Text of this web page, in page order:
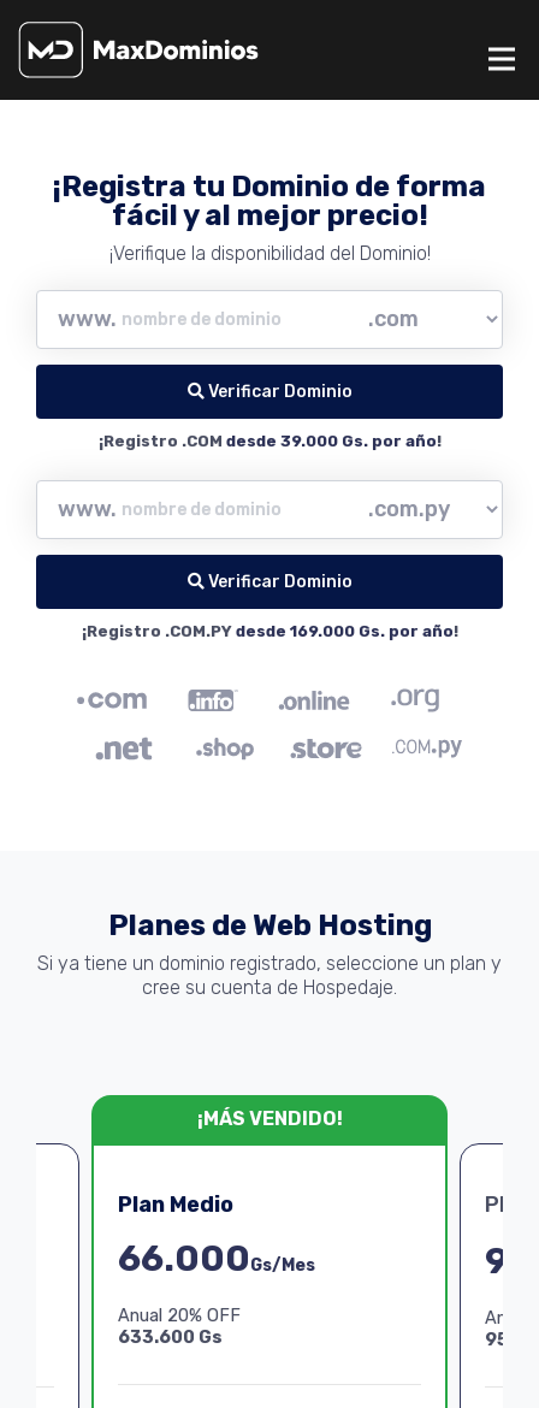
¡Registra tu Dominio de forma
fácil y al mejor precio!
¡Verifique la disponibilidad del Dominio!
www.
Verificar Dominio
¡Registro .COM desde 39.000 Gs. por año!
www.
Verificar Dominio
¡Registro .COM.PY desde 169.000 Gs. por año!
Planes de Web Hosting
Si ya tiene un dominio registrado, seleccione un plan y
cree su cuenta de Hospedaje.
¡MÁS VENDIDO!
Plan Medio
66.000Gs/Mes
Anual 20% OFF
633.600 Gs
Plan
Anual